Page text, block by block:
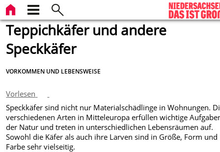
Teppichkäfer und andere
Speckkäfer
VORKOMMEN UND LEBENSWEISE
Vorlesen
Speckkäfer sind nicht nur Materialschädlinge in Wohnungen.
verschiedenen Arten in Mitteleuropa erfüllen wichtige
der Natur und treten in unterschiedlichen Lebensräumen auf.
Sowohl die Käfer als auch ihre Larven sind in Größe, Form und
Farbe sehr vielseitig.